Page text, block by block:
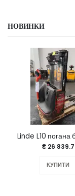
НОВИНКИ
Linde L10 погана
₴ 26 839.7
КУПИТИ